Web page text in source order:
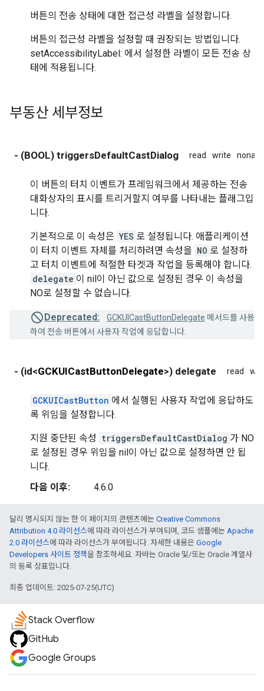
버튼의 전송 상태에 대한 접근성 라벨을 설정합니다.
버튼의 접근성 라벨을 설정할 때 권장되는 방법입니다.
setAccessibilityLabel: 에서 설정한 라벨이 모든 전송 상
태에 적용됩니다.
부동산 세부정보
- (BOOL) triggersDefaultCastDialog read write
이 버튼의 터치 이벤트가 프레임워크에서 제공하는 전송
대화상자의 표시를 트리거할지 여부를 나타내는 플래그입
니다.
기본적으로 이 속성은 YES 로 설정됩니다. 애플리케이션
이 터치 이벤트 자체를 처리하려면 속성을 NO 로 설정하
고 터치 이벤트에 적절한 타겟과 작업을 등록해야 합니다.
delegate 이 nil이 아닌 값으로 설정된 경우 이 속성을
NO로 설정할 수 없습니다.
Deprecated: GCKUICastButtonDelegate 메서드를 사용
하여 전송 버튼에서 사용자 작업에 응답합니다.
- (id<GCKUICastButtonDelegate>) delegate read
GCKUICastButton 에서 실행된 사용자 작업에 응답하도
록 위임을 설정합니다.
지원 중단된 속성 triggersDefaultCastDialog 가 NO
로 설정된 경우 위임을 nil이 아닌 값으로 설정하면 안 됩
니다.
다음 이후:
4.6.0
달리 명시되지 않는 한 이 페이지의 콘텐츠에는 Creative Commons
Attribution 4.0 라이선스에 따라 라이선스가 부여되며, 코드 샘플에는 Apache
2.0 라이선스에 따라 라이선스가 부여됩니다. 자세한 내용은 Google
Developers 사이트 정책을 참조하세요. 자바는 Oracle 및/또는 Oracle 계열사
의 등록 상표입니다.
최종 업데이트: 2025-07-25(UTC)
Stack Overflow
GitHub
Google Groups